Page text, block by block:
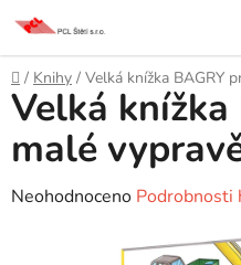
Přejít
obsah
Domů
/ Knihy / Velká knížka BAGRY
Velká knížka
malé
Průměrné
Neohodnoceno Podrobnosti